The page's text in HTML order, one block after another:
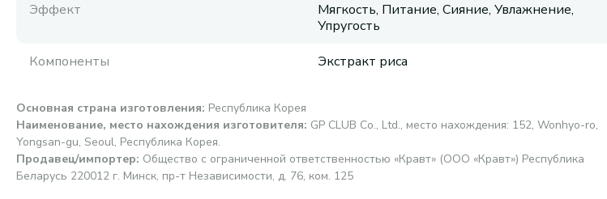
Эффект
Мягкость, Питание, Сияние, Увлажнение,
Упругость
Компоненты
Экстракт риса
Основная страна изготовления: Республика Корея
Наименование, место нахождения изготовителя: GP CLUB Co., Ltd., место нахождения: 152, Wonhyo-ro,
Yongsan-gu, Seoul, Республика Корея.
Продавец/импортер: Общество с ограниченной ответственностью «Кравт» (ООО «Кравт») Республика
Беларусь 220012 г. Минск, пр-т Независимости, д. 76, ком. 125